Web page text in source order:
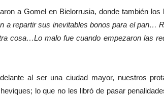
a Gomel en Bielorrusia, donde también
a repartir sus inevitables bonos para el pan…
cosa…Lo malo fue cuando empezaron las
al ser una ciudad mayor, nuestros
lo que no les libró de pasar